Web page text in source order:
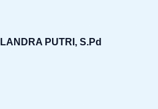
PUTRI, S.Pd